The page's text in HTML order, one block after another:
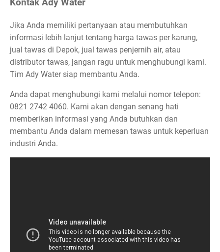
Kontak Ady Water
Jika Anda memiliki pertanyaan atau membutuhkan
informasi lebih lanjut tentang harga tawas per karung,
jual tawas di Depok, jual tawas penjernih air, atau
distributor tawas, jangan ragu untuk menghubungi kami.
Tim Ady Water siap membantu Anda.
Anda dapat menghubungi kami melalui nomor telepon:
0821 2742 4060. Kami akan dengan senang hati
memberikan informasi yang Anda butuhkan dan
membantu Anda dalam memesan tawas untuk keperluan
industri Anda.